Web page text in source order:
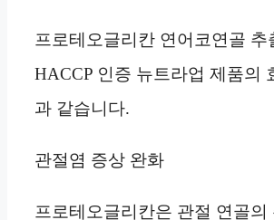
프로테오글리칸 연어코연골 추
HACCP 인증 뉴트라업 제품의
과 같습니다.
관절염 증상 완화
프로테오글리칸은 관절 연골의